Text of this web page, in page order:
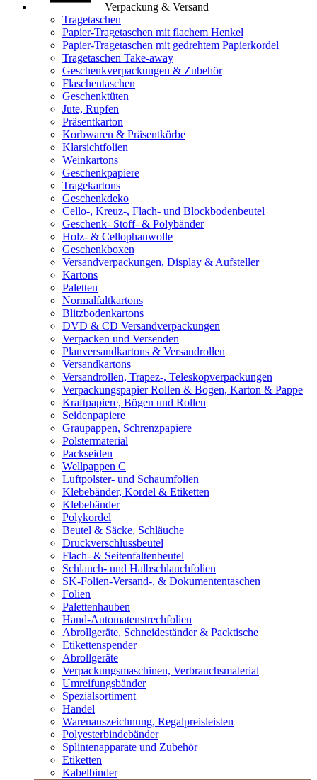
Verpackung & Versand
Tragetaschen
Papier-Tragetaschen mit flachem Henkel
Papier-Tragetaschen mit gedrehtem Papierkordel
Tragetaschen Take-away
Geschenkverpackungen & Zubehör
Flaschentaschen
Geschenktüten
Jute, Rupfen
Präsentkarton
Korbwaren & Präsentkörbe
Klarsichtfolien
Weinkartons
Geschenkpapiere
Tragekartons
Geschenkdeko
Cello-, Kreuz-, Flach- und Blockbodenbeutel
Geschenk- Stoff- & Polybänder
Holz- & Cellophanwolle
Geschenkboxen
Versandverpackungen, Display & Aufsteller
Kartons
Paletten
Normalfaltkartons
Blitzbodenkartons
DVD & CD Versandverpackungen
Verpacken und Versenden
Planversandkartons & Versandrollen
Versandkartons
Versandrollen, Trapez-, Teleskopverpackungen
Verpackungspapier Rollen & Bogen, Karton & Pappe
Kraftpapiere, Bögen und Rollen
Seidenpapiere
Graupappen, Schrenzpapiere
Polstermaterial
Packseiden
Wellpappen C
Luftpolster- und Schaumfolien
Klebebänder, Kordel & Etiketten
Klebebänder
Polykordel
Beutel & Säcke, Schläuche
Druckverschlussbeutel
Flach- & Seitenfaltenbeutel
Schlauch- und Halbschlauchfolien
SK-Folien-Versand-, & Dokumententaschen
Folien
Palettenhauben
Hand-Automatenstrechfolien
Abrollgeräte, Schneideständer & Packtische
Etikettenspender
Abrollgeräte
Verpackungsmaschinen, Verbrauchsmaterial
Umreifungsbänder
Spezialsortiment
Handel
Warenauszeichnung, Regalpreisleisten
Polyesterbindebänder
Splintenapparate und Zubehör
Etiketten
Kabelbinder